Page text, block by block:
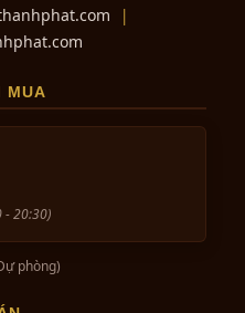
|
MUA
- 20:30)
phòng)